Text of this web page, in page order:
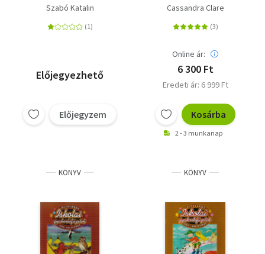
Szabó Katalin
Előjegyezhető
Előjegyzem
Cassandra Clare
Online ár:
6 300 Ft
Eredeti ár: 6 999 Ft
Kosárba
2 - 3 munkanap
KÖNYV KÖNYV